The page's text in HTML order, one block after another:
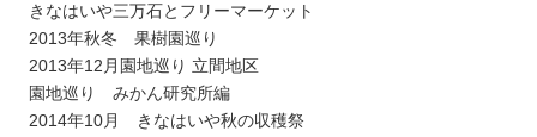
きなはいや三万石とフリーマーケット
2013年秋冬 果樹園巡り
2013年12月園地巡り 立間地区
園地巡り みかん研究所編
2014年10月 きなはいや秋の収穫祭